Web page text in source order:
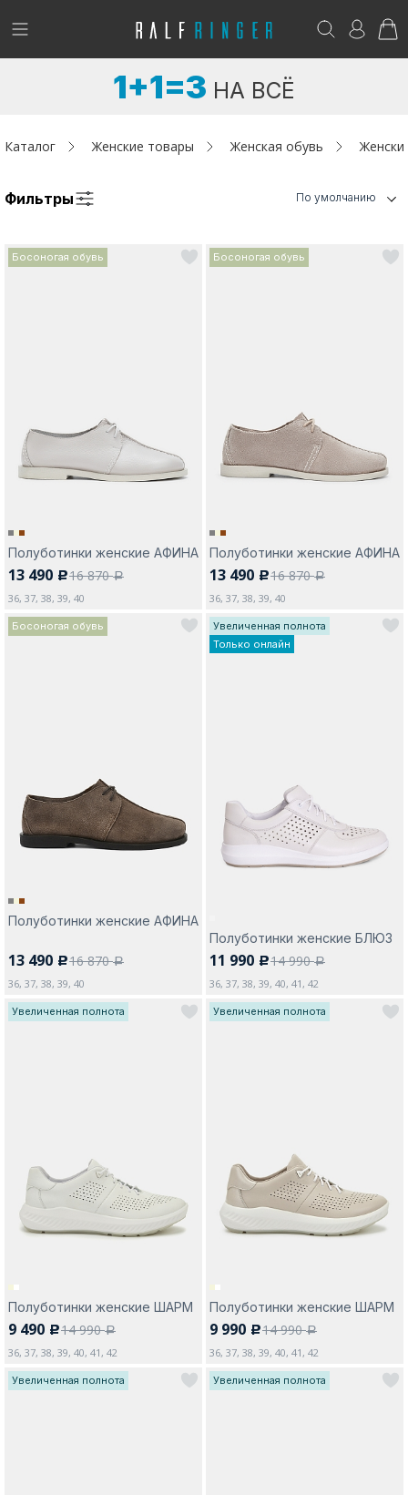
!
Женщинам
Да, все верно Изменить город
Возникли вопросы? - club@ralf.ru
1+1=3 НА ВСЁ
Каталог Женские товары Женская обувь
Фильтры По умолчанию
Босоногая обувь
Полуботинки женские АФИНА
13 490 c16 870a
36, 37, 38, 39, 40
Босоногая обувь
Полуботинки женские АФИНА
13 490 c16 870a
36, 37, 38, 39, 40
Босоногая обувь
Полуботинки женские АФИНА
13 490 c16 870a
36, 37, 38, 39, 40
Увеличенная полнота
Только онлайн
Полуботинки женские БЛЮЗ
11 990 c14 990a
36, 37, 38, 39, 40, 41, 42
Увеличенная полнота
Полуботинки женские ШАРМ
9 490 c14 990a
36, 37, 38, 39, 40, 41, 42
Увеличенная полнота
Полуботинки женские ШАРМ
9 990 c14 990a
36, 37, 38, 39, 40, 41, 42
Увеличенная полнота Увеличенная полнота